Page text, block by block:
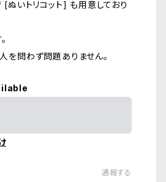
ぬいトリコット] も用意しており
を問わず問題ありません。
通報する